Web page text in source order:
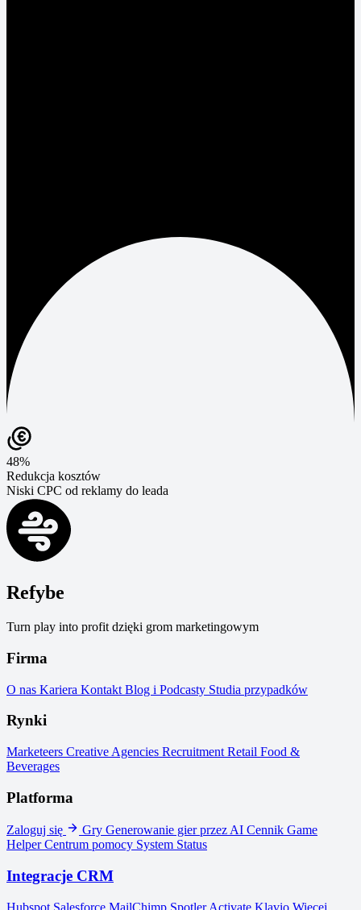
48%
Redukcja kosztów
Niski CPC od reklamy do leada
Refybe
Turn play into profit dzięki grom marketingowym
Firma
O nas Kariera Kontakt Blog i Podcasty Studia przypadków
Rynki
Marketeers Creative Agencies Recruitment Retail Food &
Beverages
Platforma
Zaloguj się Gry Generowanie gier przez AI Cennik Game
HelperCentrum pomocy System Status
Integracje CRM
Hubspot Salesforce MailChimp Spotler Activate Klavio Więcej...